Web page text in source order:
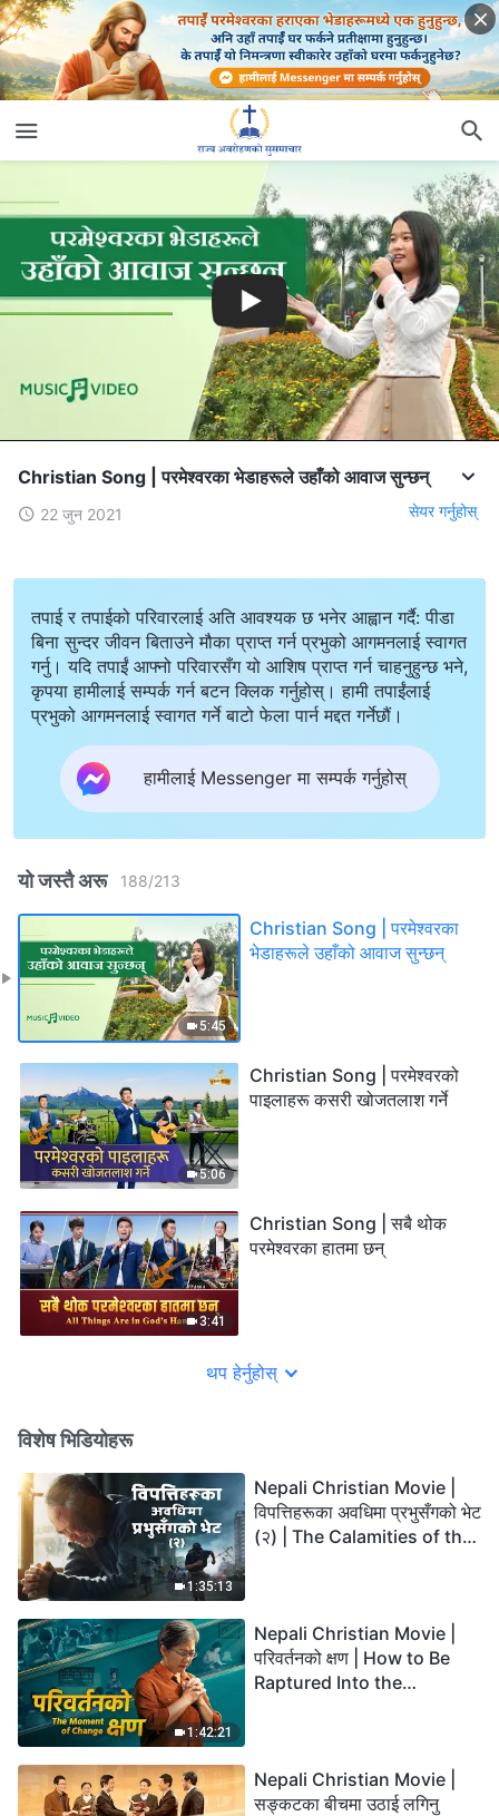
Christian Song | परमेश्‍वरका भेडाहरूले उहाँको आवाज सुन्छन्
22 जुन 2021 सेयर गर्नुहोस्
तपाई र तपाईको परिवारलाई अति आवश्यक छ भनेर आह्वान गर्दै: पीडा
बिना सुन्दर जीवन बिताउने मौका प्राप्त गर्न प्रभुको आगमनलाई स्वागत
गर्नु। यदि तपाईं आफ्नो परिवारसँग यो आशिष प्राप्त गर्न चाहनुहुन्छ भने,
कृपया हामीलाई सम्पर्क गर्न बटन क्लिक गर्नुहोस्। हामी तपाईंलाई
प्रभुको आगमनलाई स्वागत गर्ने बाटो फेला पार्न मद्दत गर्नेछौं।
हामीलाई Messenger मा सम्पर्क गर्नुहोस्
यो जस्तै अरू 188/213
5:45
Christian Song | परमेश्‍वरका
भेडाहरूले उहाँको आवाज सुन्छन्
5:06
Christian Song | परमेश्‍वरको
पाइलाहरू कसरी खोजतलाश गर्ने
3:41
Christian Song | सबै थोक
परमेश्‍वरका हातमा छन्
थप हेर्नुहोस्
विशेष भिडियोहरू
1:35:13
Nepali Christian Movie |
विपत्तिहरूका अवधिमा प्रभुसँगको भेट
(२) | The Calamities of the
1:42:21
Nepali Christian Movie |
परिवर्तनको क्षण | How to Be
Raptured Into the
Nepali Christian Movie |
सङ्कटका बीचमा उठाई लगिनु